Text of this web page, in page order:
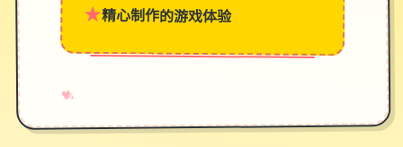
★精心制作的游戏体验
♥
✧
→